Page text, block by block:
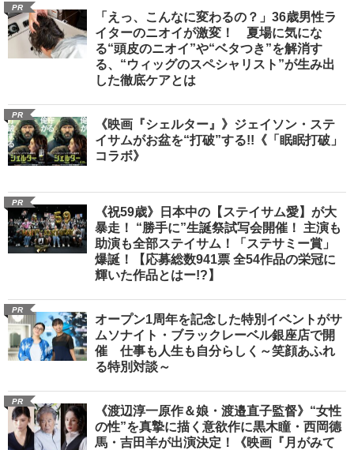
PR
「えっ、こんなに変わるの？」36歳男性ラ
イターのニオイが激変！ 夏場に気にな
る“頭皮のニオイ”や“ベタつき”を解消す
る、“ウィッグのスペシャリスト”が生み出
した徹底ケアとは
PR
《映画『シェルター』》ジェイソン・ステ
イサムがお盆を“打破”する!!《「眠眠打破」
コラボ》
PR
《祝59歳》日本中の【ステイサム愛】が大
暴走！ “勝手に”生誕祭試写会開催！ 主演も
助演も全部ステイサム！「ステサミー賞」
爆誕！【応募総数941票 全54作品の栄冠に
輝いた作品とはー!?】
PR
オープン1周年を記念した特別イベントがサ
ムソナイト・ブラックレーベル銀座店で開
催 仕事も人生も自分らしく～笑顔あふれ
る特別対談～
PR
《渡辺淳一原作＆娘・渡邉直子監督》“女性
の性”を真摯に描く意欲作に黒木瞳・西岡德
馬・吉田羊が出演決定！《映画『月がみて